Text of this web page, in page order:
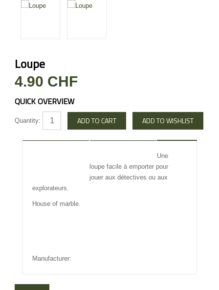
Loupe
4.90 CHF
QUICK OVERVIEW
Quantity:
Une
loupe facile à emporter pour
jouer aux détectives ou aux
explorateurs.
House of marble.
Manufacturer: